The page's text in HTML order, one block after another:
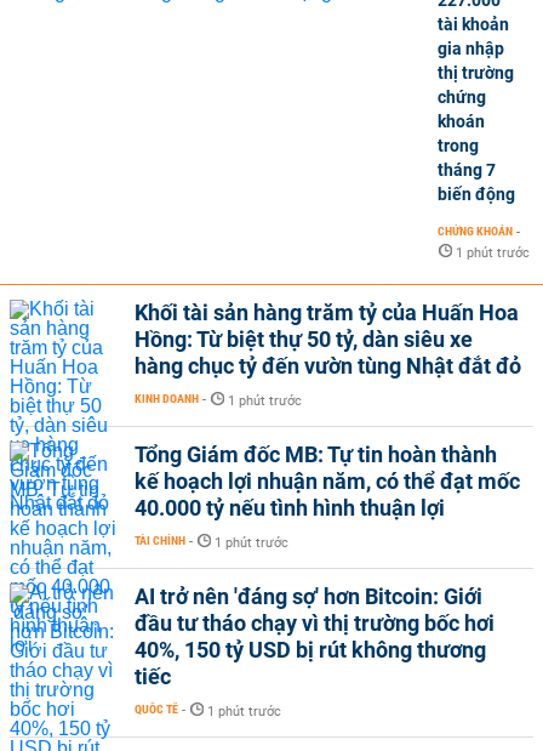
tài khoản
gia nhập
thị trường
chứng
khoán
trong
tháng 7
biến động
CHỨNG KHOÁN -
1 phút trước
Khối tài sản hàng trăm tỷ của Huấn Hoa
Hồng: Từ biệt thự 50 tỷ, dàn siêu xe
hàng chục tỷ đến vườn tùng Nhật đắt đỏ
KINH DOANH - 1 phút trước
Tổng Giám đốc MB: Tự tin hoàn thành
kế hoạch lợi nhuận năm, có thể đạt mốc
40.000 tỷ nếu tình hình thuận lợi
TÀI CHÍNH - 1 phút trước
AI trở nên 'đáng sợ' hơn Bitcoin: Giới
đầu tư tháo chạy vì thị trường bốc hơi
40%, 150 tỷ USD bị rút không thương
tiếc
QUỐC TẾ - 1 phút trước